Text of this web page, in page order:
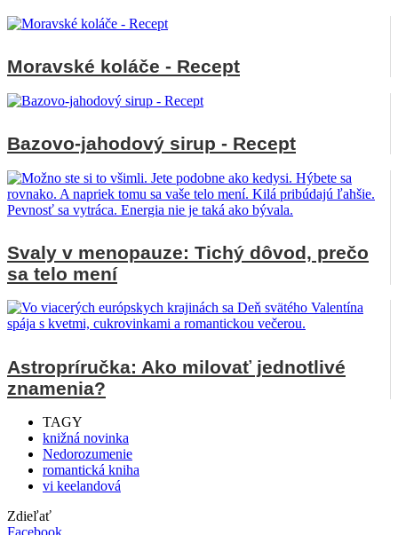
Moravské koláče - Recept
Bazovo-jahodový sirup - Recept
Svaly v menopauze: Tichý dôvod, prečo
sa telo mení
Astropríručka: Ako milovať jednotlivé
znamenia?
TAGY
knižná novinka
Nedorozumenie
romantická kniha
vi keelandová
Zdieľať